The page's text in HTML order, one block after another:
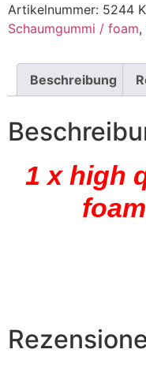
Artikelnummer: 5244
Schaumgummi / foam,
Beschreibung
1 x high